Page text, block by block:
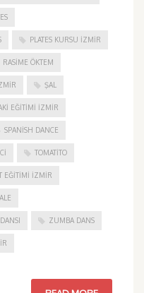
PLATES KURSU İZMIR
RASIME ÖKTEM
ŞAL
EĞITIMI İZMIR
SPANISH DANCE
TOMATITO
EĞITIMI İZMIR
ZUMBA DANS